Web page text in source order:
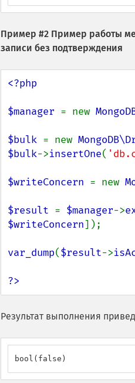
Пример #2 Пример работы
записи без подтверждения
<?php
$manager = new
$bulk = new
$bulk->insertOne(
$writeConcern = new
$result = $manager->
$writeConcern]);
var_dump($result->
?>
Результат выполнения
bool(false)